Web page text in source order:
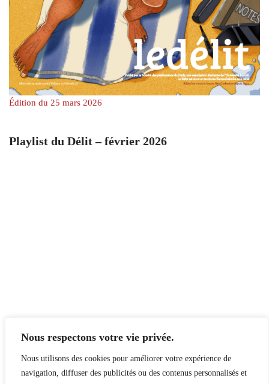
Nous respectons votre vie privée.
Nous utilisons des cookies pour améliorer votre expérience de
navigation, diffuser des publicités ou des contenus personnalisés et
Édition du 25 mars 2026
Playlist du Délit – février 2026